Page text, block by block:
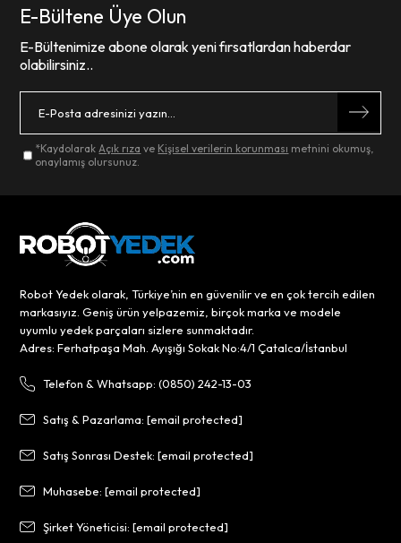
E-Bültene Üye Olun
E-Bültenimize abone olarak yeni fırsatlardan haberdar
olabilirsiniz..
*KaydolarakAçık rıza ve Kişisel verilerin korunması metnini okumuş,
onaylamış olursunuz.
Robot Yedek olarak, Türkiye’nin en güvenilir ve en çok tercih edilen
markasıyız. Geniş ürün yelpazemiz, birçok marka ve modele
uyumlu yedek parçaları sizlere sunmaktadır.
Adres: Ferhatpaşa Mah. Ayışığı Sokak No:4/1 Çatalca/İstanbul
Telefon & Whatsapp: (0850) 242-13-03
Satış & Pazarlama:[email protected]
Satış Sonrası Destek:[email protected]
Muhasebe:[email protected]
Şirket Yöneticisi:[email protected]